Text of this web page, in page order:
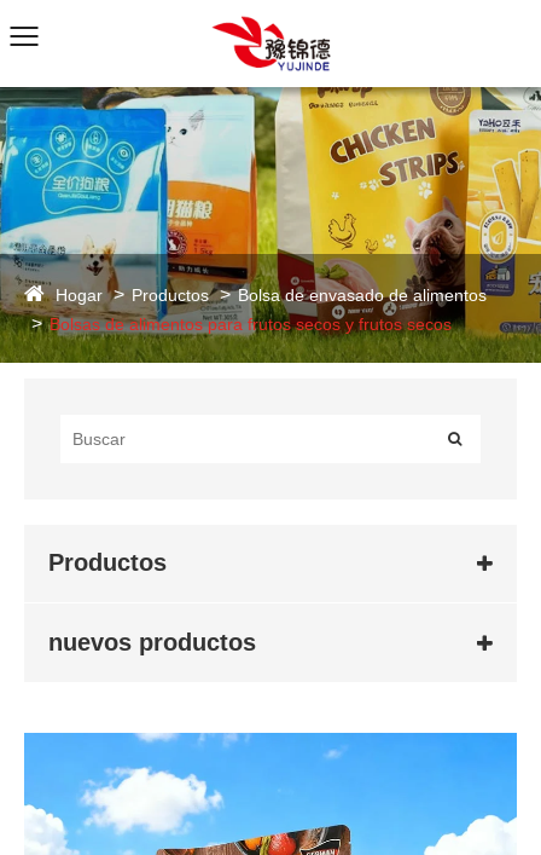
Hogar Productos
Bolsa de envasado de alimentos
Bolsas de alimentos para frutos secos y frutos secos
Productos
nuevos productos